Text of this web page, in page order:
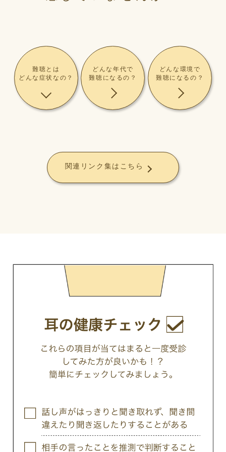
難聴とは
どんな症状なの？
どんな年代で
難聴になるの？
どんな環境で
難聴になるの？
関連リンク集はこちら